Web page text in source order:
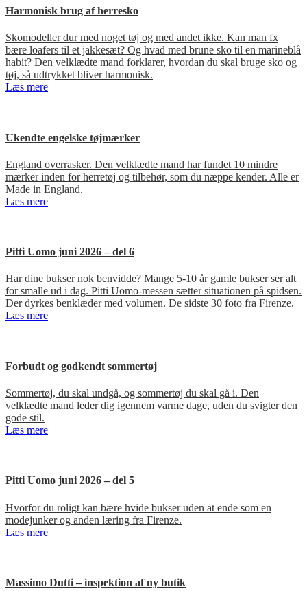
Harmonisk brug af herresko
Skomodeller dur med noget tøj og med andet ikke. Kan man fx
bære loafers til et jakkesæt? Og hvad med brune sko til en marineblå
habit? Den velklædte mand forklarer, hvordan du skal bruge sko og
tøj, så udtrykket bliver harmonisk.
Læs mere
Ukendte engelske tøjmærker
England overrasker. Den velklædte mand har fundet 10 mindre
mærker inden for herretøj og tilbehør, som du næppe kender. Alle er
Made in England.
Læs mere
Pitti Uomo juni 2026 – del 6
Har dine bukser nok benvidde? Mange 5-10 år gamle bukser ser alt
for smalle ud i dag. Pitti Uomo-messen sætter situationen på spidsen.
Der dyrkes benklæder med volumen. De sidste 30 foto fra Firenze.
Læs mere
Forbudt og godkendt sommertøj
Sommertøj, du skal undgå, og sommertøj du skal gå i. Den
velklædte mand leder dig igennem varme dage, uden du svigter den
gode stil.
Læs mere
Pitti Uomo juni 2026 – del 5
Hvorfor du roligt kan bære hvide bukser uden at ende som en
modejunker og anden læring fra Firenze.
Læs mere
Massimo Dutti – inspektion af ny butik